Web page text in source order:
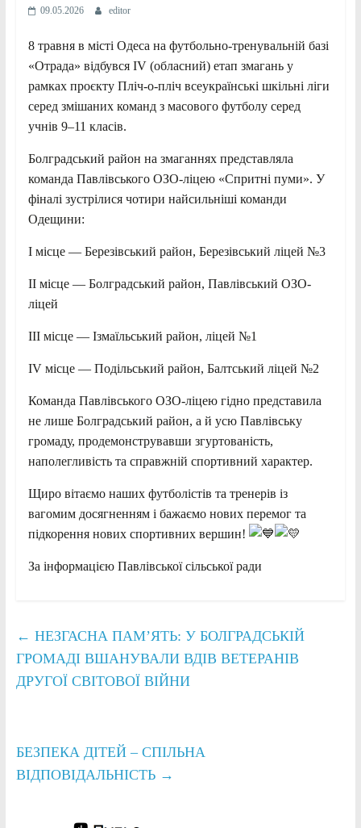
09.05.2026 editor
8 травня в місті Одеса на футбольно-тренувальній базі
«Отрада» відбувся IV (обласний) етап змагань у
рамках проєкту Пліч-о-пліч всеукраїнські шкільні ліги
серед змішаних команд з масового футболу серед
учнів 9–11 класів.
Болградський район на змаганнях представляла
команда Павлівського ОЗО-ліцею «Спритні пуми». У
фіналі зустрілися чотири найсильніші команди
Одещини:
І місце — Березівський район, Березівський ліцей №3
ІІ місце — Болградський район, Павлівський ОЗО-
ліцей
ІІІ місце — Ізмаїльський район, ліцей №1
IV місце — Подільський район, Балтський ліцей №2
Команда Павлівського ОЗО-ліцею гідно представила
не лише Болградський район, а й усю Павлівську
громаду, продемонструвавши згуртованість,
наполегливість та справжній спортивний характер.
Щиро вітаємо наших футболістів та тренерів із
вагомим досягненням і бажаємо нових перемог та
підкорення нових спортивних вершин!
За інформацією Павлівської сільської ради
← НЕЗГАСНА ПАМ’ЯТЬ: У БОЛГРАДСЬКІЙ
ГРОМАДІ ВШАНУВАЛИ ВДІВ ВЕТЕРАНІВ
ДРУГОЇ СВІТОВОЇ ВІЙНИ
БЕЗПЕКА ДІТЕЙ – СПІЛЬНА
ВІДПОВІДАЛЬНІСТЬ →